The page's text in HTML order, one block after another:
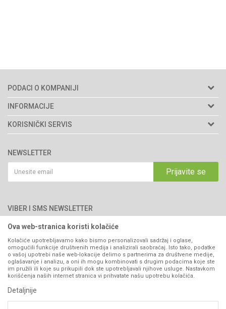
PODACI O KOMPANIJI
Agromarket d.o.o.
Matični broj: 11003826
76300 Bijeljina
066/44-99-00
INFORMACIJE
O nama
Brendovi
Katalozi
Saradnja
Kontakt
KORISNIČKI SERVIS
Politika privatnosti
Kako kupiti
Isporuka
Pravo na odustajanje
Reklamacije
Povraćaj sredstava
Zamjena artikala
Plaćanje karticama
NEWSLETTER
Prijavite se
VIBER I SMS NEWSLETTER
PRATITE NAS
Ova web-stranica koristi kolačiće
Kolačiće upotrebljavamo kako bismo personalizovali sadržaj i oglase,
omogućili funkcije društvenih medija i analizirali saobraćaj. Isto tako, podatke
o vašoj upotrebi naše web-lokacije delimo s partnerima za društvene medije,
oglašavanje i analizu, a oni ih mogu kombinovati s drugim podacima koje ste
im pružili ili koje su prikupili dok ste upotrebljavali njihove usluge. Nastavkom
korišćenja naših internet stranica vi prihvatate našu upotrebu kolačića.
Detaljnije